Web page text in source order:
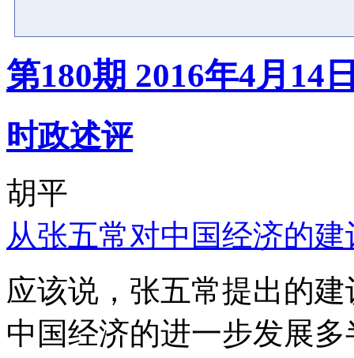
第180期 2016年4月14
时政述评
胡平
从张五常对中国经济的
应该说，张五常提出的
中国经济的进一步发展